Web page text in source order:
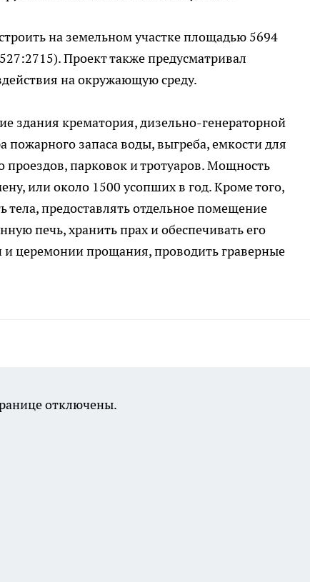
на земельном участке площадью 5694
Проект также предусматривал
на окружающую среду.
здания крематория, дизельно-генераторной
пожарного запаса воды, выгреба, емкости для
проездов, парковок и тротуаров. Мощность
или около 1500 усопших в год. Кроме того,
тела, предоставлять отдельное помещение
печь, хранить прах и обеспечивать его
и церемонии прощания, проводить граверные
отключены.